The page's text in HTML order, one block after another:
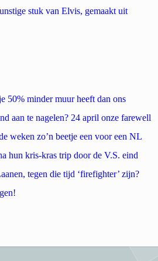
stuk van Elvis, gemaakt uit
50% minder muur heeft dan ons
aan te nagelen? 24 april onze farewell
weken zo’n beetje een voor een NL
hun kris-kras trip door de V.S. eind
tegen die tijd ‘firefighter’ zijn?